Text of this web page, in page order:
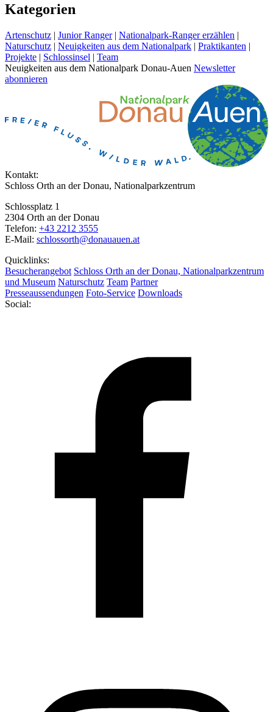
Kategorien
Artenschutz | Junior Ranger | Nationalpark-Ranger erzählen |
Naturschutz | Neuigkeiten aus dem Nationalpark | Praktikanten |
Projekte | Schlossinsel | Team
Neuigkeiten aus dem Nationalpark Donau-Auen Newsletter
abonnieren
Kontakt:
Schloss Orth an der Donau, Nationalparkzentrum
Schlossplatz 1
2304 Orth an der Donau
Telefon: +43 2212 3555
E-Mail: schlossorth@donauauen.at
Quicklinks:
Besucherangebot Schloss Orth an der Donau, Nationalparkzentrum
und Museum Naturschutz Team Partner
Presseaussendungen Foto-Service Downloads
Social: